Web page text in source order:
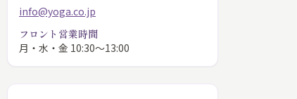
info@yoga.co.jp
フロント営業時間
月・水・金 10:30〜13:00